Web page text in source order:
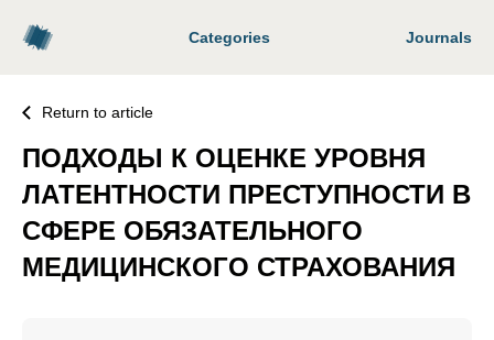
Categories Journals
Return to article
ПОДХОДЫ К ОЦЕНКЕ УРОВНЯ
ЛАТЕНТНОСТИ ПРЕСТУПНОСТИ В
СФЕРЕ ОБЯЗАТЕЛЬНОГО
МЕДИЦИНСКОГО СТРАХОВАНИЯ